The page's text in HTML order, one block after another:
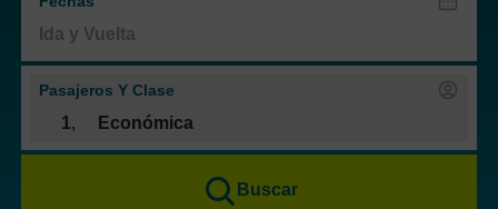
Pasajeros Y Clase
1, Económica
Buscar